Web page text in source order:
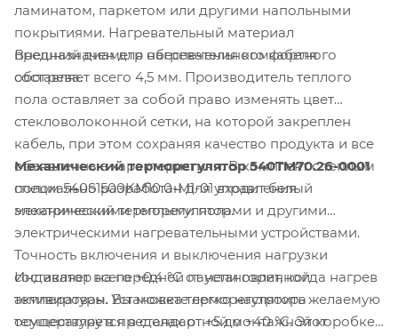
ламинатом, паркетом или другими напольными
покрытиями. Нагревательный материал
предназначен для обеспечения комфортного
обогрева.
Внешний диаметр нагревательного кабеля
составляет всего 4,5 мм. Производитель теплого
пола оставляет за собой право изменять цвет
стекловолоконной сетки, на которой закреплен
кабель, при этом сохраняя качество продукта и все
объявленные характеристики. В комплект с теплым
полом 540S1500KM10.0-M1-01 входит белый
механический терморегулятор.
Механический терморегулятор 540TM70.26-0001
специально разработан для управления
электрическими теплыми полами и другими
электрическими нагревательными устройствами.
Точность включения и выключения нагрузки
составляет всего +0,4 °C от установленной
температуры. Вы можете легко настроить желаемую
температуру в пределах от +5 до +40 °C. Этот
Индикатор на передней панели горит, когда нагрев
активирован. Установка терморегулятора
осуществляется в стандартной монтажной коробке